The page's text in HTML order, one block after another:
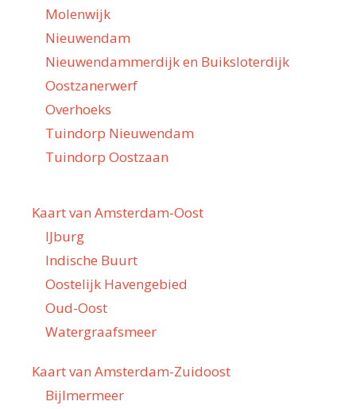
Molenwijk
Nieuwendam
Nieuwendammerdijk en Buiksloterdijk
Oostzanerwerf
Overhoeks
Tuindorp Nieuwendam
Tuindorp Oostzaan
Kaart van Amsterdam-Oost
IJburg
Indische Buurt
Oostelijk Havengebied
Oud-Oost
Watergraafsmeer
Kaart van Amsterdam-Zuidoost
Bijlmermeer